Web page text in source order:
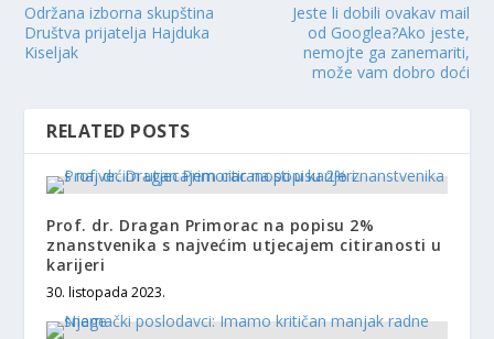
Održana izborna skupština
Društva prijatelja Hajduka
Kiseljak
Jeste li dobili ovakav mail
od Googlea?Ako jeste,
nemojte ga zanemariti,
može vam dobro doći
RELATED POSTS
Prof. dr. Dragan Primorac na popisu 2%
znanstvenika s najvećim utjecajem citiranosti u
karijeri
30. listopada 2023.